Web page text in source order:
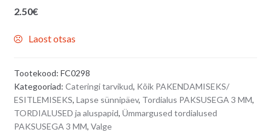
2.50€
Laost otsas
Tootekood: FC0298
Kategooriad: Cateringi tarvikud, Kõik PAKENDAMISEKS/
ESITLEMISEKS, Lapse sünnipäev, Tordialus PAKSUSEGA 3 MM,
TORDIALUSED ja aluspapid, Ümmargused tordialused
PAKSUSEGA 3 MM, Valge